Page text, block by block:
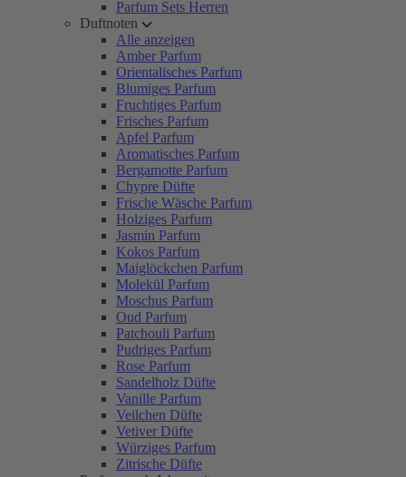
Parfum Sets Herren
Duftnoten
Alle anzeigen
Amber Parfum
Orientalisches Parfum
Blumiges Parfum
Fruchtiges Parfum
Frisches Parfum
Apfel Parfum
Aromatisches Parfum
Bergamotte Parfum
Chypre Düfte
Frische Wäsche Parfum
Holziges Parfum
Jasmin Parfum
Kokos Parfum
Maiglöckchen Parfum
Molekül Parfum
Moschus Parfum
Oud Parfum
Patchouli Parfum
Pudriges Parfum
Rose Parfum
Sandelholz Düfte
Vanille Parfum
Veilchen Düfte
Vetiver Düfte
Würziges Parfum
Zitrische Düfte